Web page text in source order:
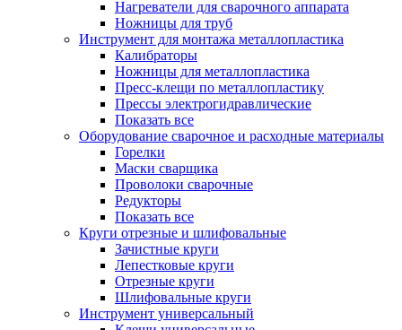
Нагреватели для сварочного аппарата
Ножницы для труб
Инструмент для монтажа металлопластика
Калибраторы
Ножницы для металлопластика
Пресс-клещи по металлопластику
Прессы электрогидравлические
Показать все
Оборудование сварочное и расходные материалы
Горелки
Маски сварщика
Проволоки сварочные
Редукторы
Показать все
Круги отрезные и шлифовальные
Зачистные круги
Лепестковые круги
Отрезные круги
Шлифовальные круги
Инструмент универсальный